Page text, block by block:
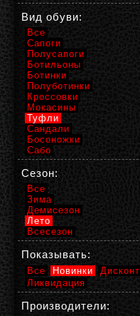
Вид обуви:
Все
Сапоги
Полусапоги
Ботильоны
Ботинки
Полуботинки
Кроссовки
Мокасины
Туфли
Сандали
Босоножки
Сабо
Сезон:
Все
Зима
Демисезон
Лето
Всесезон
Показывать:
Все Новинки
Дисконт
Ликвидация
Производители: